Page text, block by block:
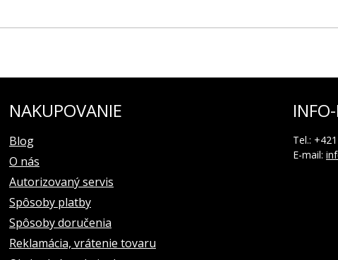
EUROPE
na ruke, pretekárskom alebo potápačskom oblečení. Remienok
hodinky pri plávaní a potápaní, prirodzene, ak sú ich hodinky k tomu
účely. Vďaka svojej špeciálnej chemickej štruktúre má jedinečné
NAKUPOVANIE
Blog
O nás
Autorizovaný servis
Spôsoby platby
Spôsoby doručenia
Reklamácia, vrátenie tovaru
Tel.:
E-mail: